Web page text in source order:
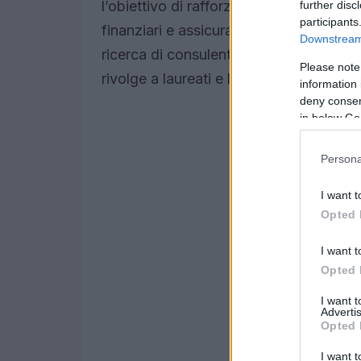
further
Please
information
deny
in below
I want
Opted
I want
Opted
I want
Opted
I want
l’obiettivo di rafforzare la propria
finanziari e assicurativi, nonché nei
ricerca di consulenti finanziari da
rivolge a laureati e laureandi, anche